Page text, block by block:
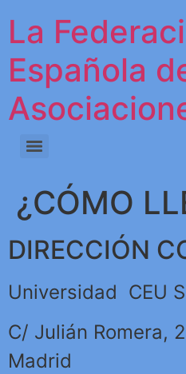
La
Española
¿CÓMO
DIRECCIÓN
Universidad CEU
C/ Julián Romera,
Madrid